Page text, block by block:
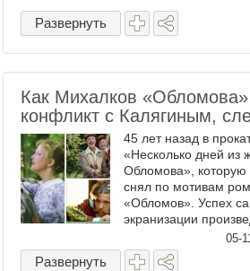
Развернуть
Как Михалков
конфликт с Калягиным,
45 лет назад в
«Несколько дней из
Обломова», которую
снял по мотивам
«Обломов». Успех
экранизации
века изначально
Команде Михалкова,
05-
Развернуть